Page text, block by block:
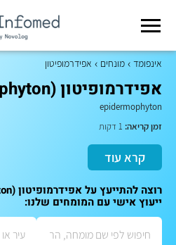
אינפומד מונחים אפידרמופיטון
אפידרמופיטון (epidermophyton)
epidermophyton
זמן קריאה:
קרא עוד
ייעוץ אישי עם המומחים שלנו: